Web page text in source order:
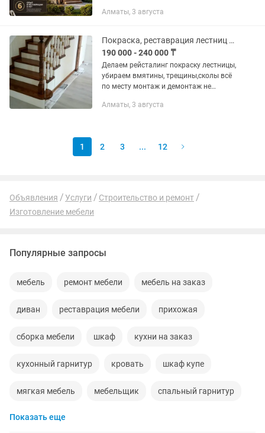
необходимости полного сноса.
реставрацию частных...
Алматы, 3 августа
Покраска, реставрация лестниц аккуратно качественно и в кратчайшие сроки
190 000 - 240 000 ₸
Делаем рейсталинг покраску лестницы,
убираем вмятины, трещины,сколы всё
по месту монтаж и демонтаж не
гарантией. Если не отвечаю значит
Алматы, 3 августа
1 2 3 ... 12
Объявления Услуги
Строительство и ремонт
Изготовление мебели
Популярные запросы
мебель ремонт мебели мебель на заказ
диван реставрация мебели прихожая
сборка мебели шкаф кухни на заказ
кухонный гарнитур кровать шкаф купе
мягкая мебель мебельщик спальный гарнитур
диван кровать
Показать еще